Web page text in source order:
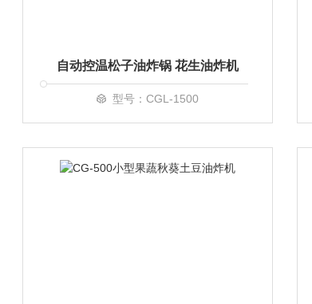
自动控温松子油炸锅 花生油炸机
型号：CGL-1500